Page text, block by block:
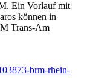
Ein Vorlauf mit
können in
Trans-Am
brm-rhein-